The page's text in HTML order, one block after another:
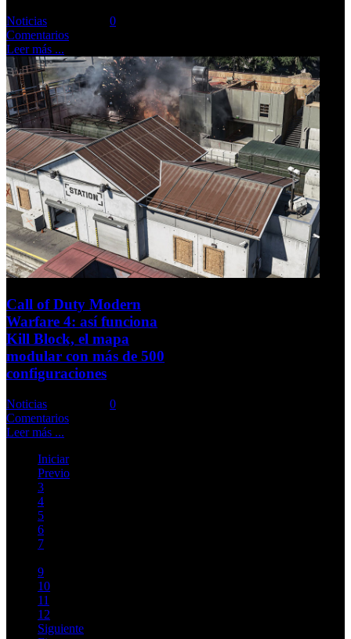
Noticias
0
Comentarios
Leer más ...
Call of Duty Modern
Warfare 4: así funciona
Kill Block, el mapa
modular con más de 500
configuraciones
Noticias
0
Comentarios
Leer más ...
Iniciar
Previo
3
4
5
6
7
9
10
11
12
Siguiente